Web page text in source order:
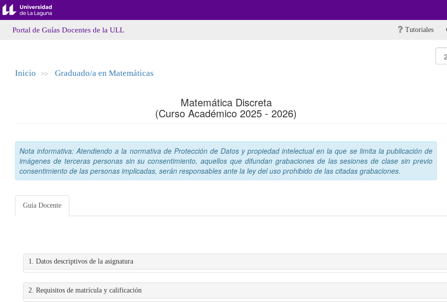
Portal de Guías Docentes de la ULL Tutoriales
Inicio >> Graduado/a en Matemáticas
Matemática Discreta
(Curso Académico 2025 - 2026)
Nota informativa: Atendiendo a la normativa de Protección de Datos y propiedad intelectual en la que se limita la publicación de
imágenes de terceras personas sin su consentimiento, aquellos que difundan grabaciones de las sesiones de clase sin previo
consentimiento de las personas implicadas, serán responsables ante la ley del uso prohibido de las citadas grabaciones.
Guía Docente
1. Datos descriptivos de la asignatura
2. Requisitos de matrícula y calificación